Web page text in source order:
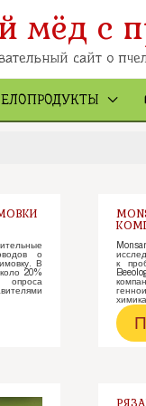
мёд с
сайт о
о
В
20%
опроса
к